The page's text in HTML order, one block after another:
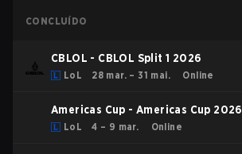
CONCLUÍDO
CBLOL - CBLOL Split 1 2026
LoL 28 mar. – 31 mai. Online
Americas Cup - Americas Cup 2026
LoL 4 – 9 mar. Online